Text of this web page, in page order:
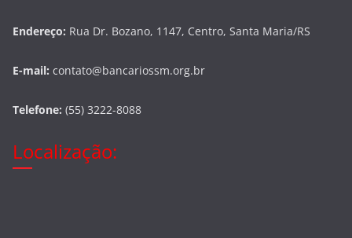
Endereço: Rua Dr. Bozano, 1147, Centro, Santa Maria/RS
E-mail: contato@bancariossm.org.br
Telefone: (55) 3222-8088
Localização: